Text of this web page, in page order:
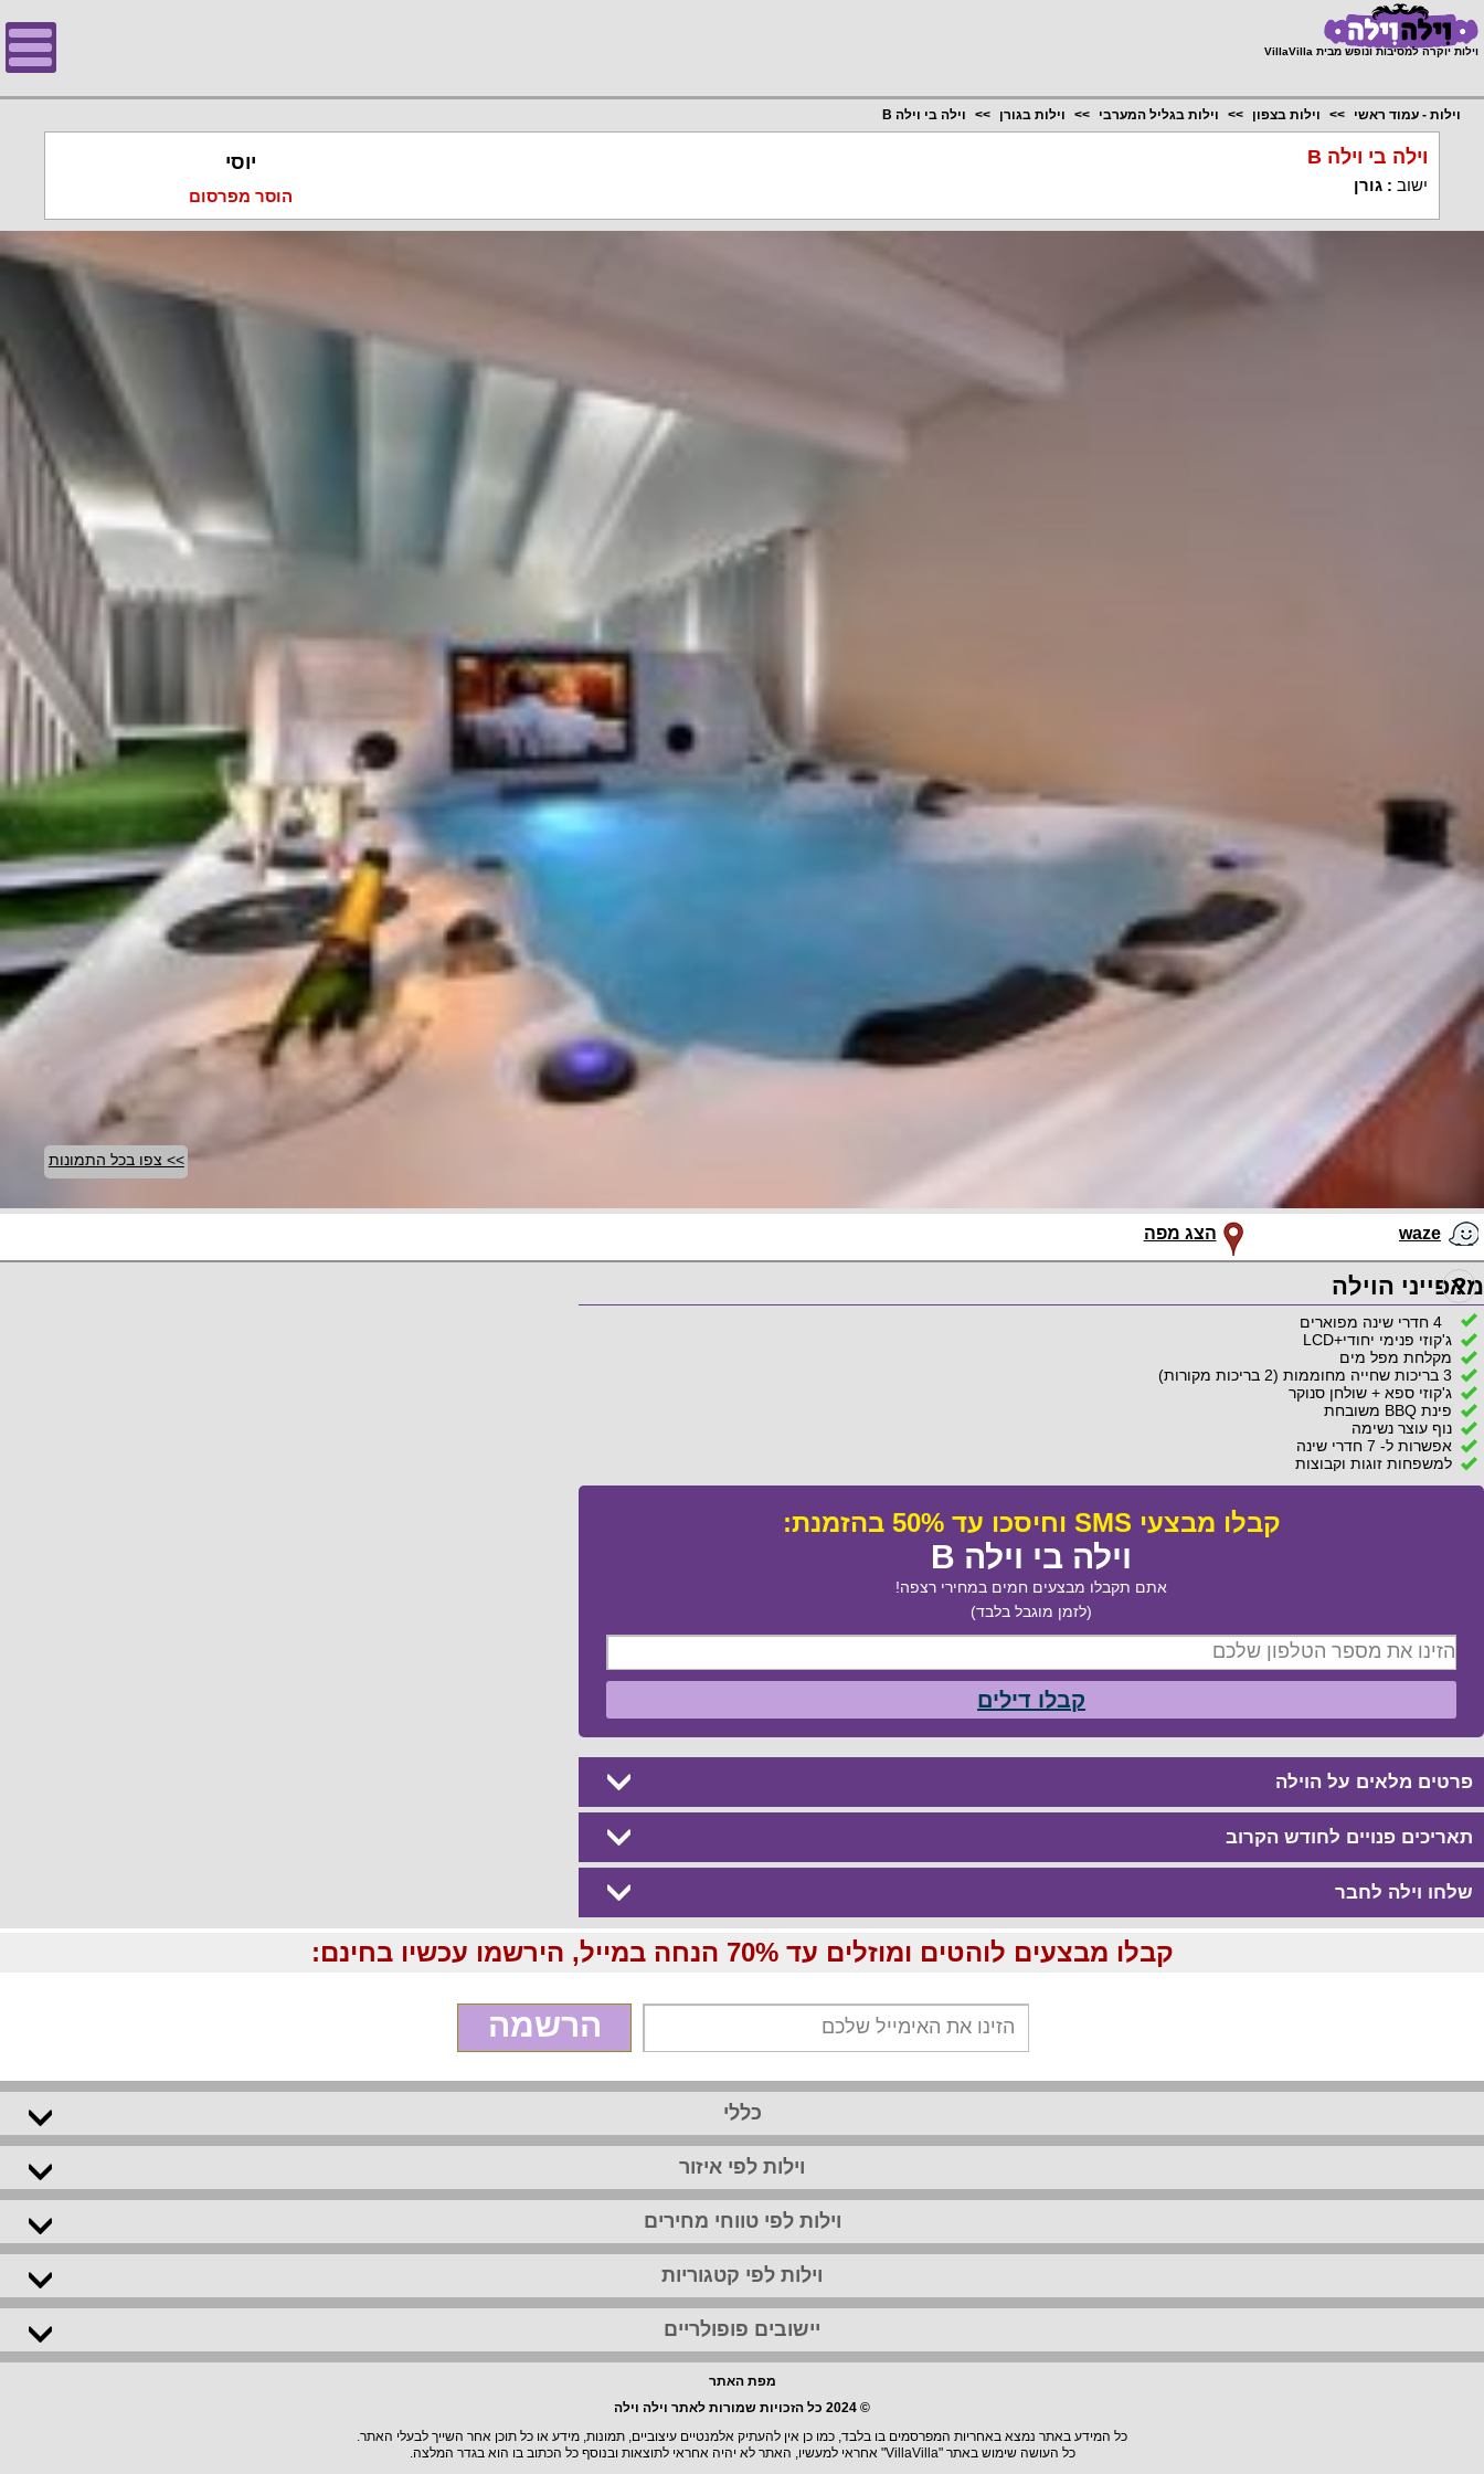
וילות יוקרה למסיבות ונופש מבית VillaVilla
וילות - עמוד ראשי וילות בצפון וילות בגליל המערבי וילות בגורן וילה בי וילה B
וילה בי וילה B
ישוב :גורן
יוסי
הוסר מפרסום
>> צפו בכל התמונות
waze הצג מפה
?
מאפייני הוילה
4 חדרי שינה מפוארים
ג'קוזי פנימי יחודי+LCD
מקלחת מפל מים
3 בריכות שחייה מחוממות (2 בריכות מקורות)
ג'קוזי ספא + שולחן סנוקר
פינת BBQ משובחת
נוף עוצר נשימה
אפשרות ל- 7 חדרי שינה
למשפחות זוגות וקבוצות
קבלו מבצעי SMS וחיסכו עד 50% בהזמנת:
וילה בי וילה B
אתם תקבלו מבצעים חמים במחירי רצפה!
(לזמן מוגבל בלבד)
קבלו דילים
פרטים מלאים על הוילה
תאריכים פנויים לחודש הקרוב
שלחו וילה לחבר
קבלו מבצעים לוהטים ומוזלים עד 70% הנחה במייל, הירשמו עכשיו בחינם:
הרשמה
כללי
וילות לפי איזור
וילות לפי טווחי מחירים
וילות לפי קטגוריות
יישובים פופולריים
מפת האתר
© 2024 כל הזכויות שמורות לאתר וילה וילה
כל המידע באתר נמצא באחריות המפרסמים בו בלבד, כמו כן אין להעתיק אלמנטיים עיצוביים, תמונות, מידע או כל תוכן אחר השייך לבעלי האתר.
כל העושה שימוש באתר "VillaVilla" אחראי למעשיו, האתר לא יהיה אחראי לתוצאות ובנוסף כל הכתוב בו הוא בגדר המלצה.